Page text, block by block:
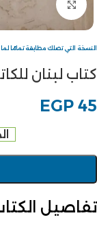
to enlarge
النسخة التي تصلك مطابقة تمامًا
كتاب لبنان
EGP 45
تفاصيل